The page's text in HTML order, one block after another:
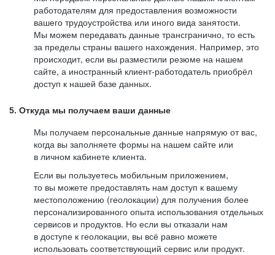
работодателям для предоставления возможности
вашего трудоустройства или иного вида занятости.
Мы можем передавать данные трансгранично, то есть
за пределы страны вашего нахождения. Например, это
происходит, если вы разместили резюме на нашем
сайте, а иностранный клиент-работодатель приобрёл
доступ к нашей базе данных.
5. Откуда мы получаем ваши данные
Мы получаем персональные данные напрямую от вас,
когда вы заполняете формы на нашем сайте или
в личном кабинете клиента.
Если вы пользуетесь мобильным приложением,
то вы можете предоставлять нам доступ к вашему
местоположению (геолокации) для получения более
персонализированного опыта использования отдельных
сервисов и продуктов. Но если вы отказали нам
в доступе к геолокации, вы всё равно можете
использовать соответствующий сервис или продукт.